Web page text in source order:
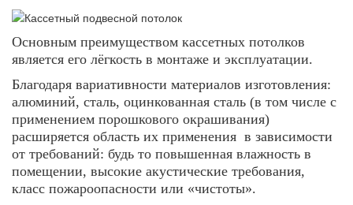
Основным преимуществом кассетных потолков
является его лёгкость в монтаже и эксплуатации.
Благодаря вариативности материалов изготовления:
алюминий, сталь, оцинкованная сталь (в том числе с
применением порошкового окрашивания)
расширяется область их применения в зависимости
от требований: будь то повышенная влажность в
помещении, высокие акустические требования,
класс пожароопасности или «чистоты».